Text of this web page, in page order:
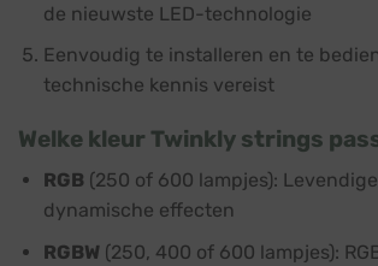
de nieuwste LED-technologie
Eenvoudig te installeren en te
technische kennis vereist
Welke kleur Twinkly strings
RGB (250 of 600 lampjes):
dynamische effecten
RGBW(250, 400 of 600 lampjes):